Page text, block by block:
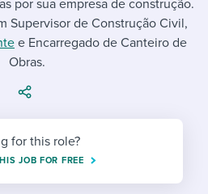
hiring pipelines
& retaining people
compliance
and attracting people
an employer brand
templates
checklists
by-step tutorials
ebooks & reports
terms
process
& benefits
working life
career resources
Request a demo
por sua empresa de construção.
Supervisor de Construção Civil,
e Encarregado de Canteiro de
Obras.
for this role?
JOB FOR FREE